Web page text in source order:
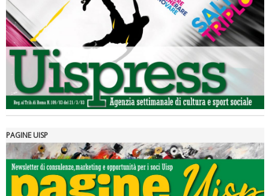
Luglio 2026: "Pensando con i piedi, si possono fare le
rivoluzioni"
Tiziano Pesce a Radio InBlu2000 traccia il bilancio della stagione
PAGINE UISP